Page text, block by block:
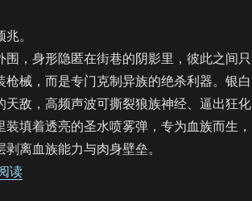
。
，身形隐匿在街巷的阴影里，彼此之间只
械，而是专门克制异族的绝杀利器。银白
敌，高频声波可撕裂狼族神经、逼出狂化
填着透亮的圣水喷雾弹，专为血族而生，
离血族能力与肉身壁垒。
读“【饼四/AU】月下夜想曲（血月篇）”